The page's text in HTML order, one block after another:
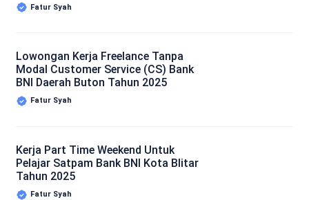
Fatur Syah
Lowongan Kerja Freelance Tanpa
Modal Customer Service (CS) Bank
BNI Daerah Buton Tahun 2025
Fatur Syah
Kerja Part Time Weekend Untuk
Pelajar Satpam Bank BNI Kota Blitar
Tahun 2025
Fatur Syah